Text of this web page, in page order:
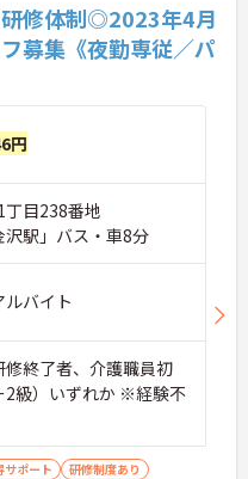
研修体制◎2023年4月
募集《夜勤専従／パ
円
丁目238番地
駅」バス・車8分
バイト
終了者、介護職員初
2級）いずれか ※経験不
サポート
研修制度あり